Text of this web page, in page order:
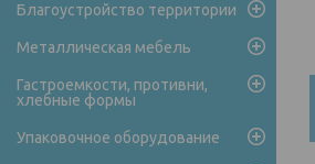
Благоустройство территории
Металлическая мебель
Гастроемкости, противни,
хлебные формы
Упаковочное оборудование